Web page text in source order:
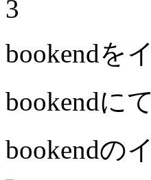
3
bookendを
bookendに
bookendの